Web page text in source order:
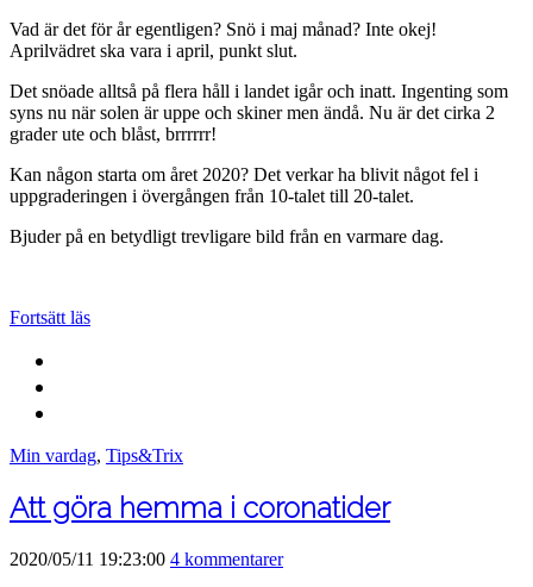
Vad är det för år egentligen? Snö i maj månad? Inte okej!
Aprilvädret ska vara i april, punkt slut.
Det snöade alltså på flera håll i landet igår och inatt. Ingenting som
syns nu när solen är uppe och skiner men ändå. Nu är det cirka 2
grader ute och blåst, brrrrrr!
Kan någon starta om året 2020? Det verkar ha blivit något fel i
uppgraderingen i övergången från 10-talet till 20-talet.
Bjuder på en betydligt trevligare bild från en varmare dag.
Fortsätt läs
Min vardag, Tips&Trix
Att göra hemma i coronatider
2020/05/11 19:23:00 4 kommentarer